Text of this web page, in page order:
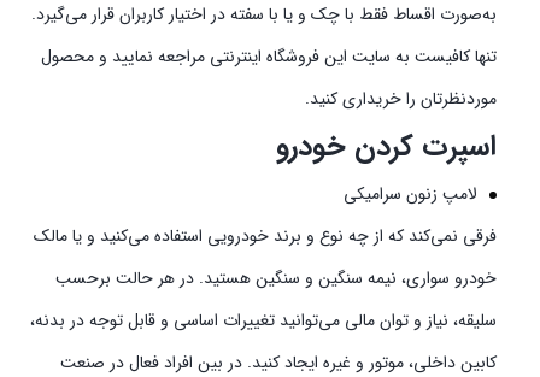
به‌صورت اقساط فقط با چک و یا با سفته در اختیار کاربران قرار می‌گیرد.
تنها کافیست به سایت این فروشگاه اینترنتی مراجعه نمایید و محصول
موردنظرتان را خریداری کنید.
اسپرت کردن خودرو
لامپ زنون سرامیکی
فرقی نمی‌کند که از چه نوع و برند خودرویی استفاده می‌کنید و یا مالک
خودرو سواری، نیمه سنگین و سنگین هستید. در هر حالت برحسب
سلیقه، نیاز و توان مالی می‌توانید تغییرات اساسی و قابل توجه در بدنه،
کابین داخلی، موتور و غیره ایجاد کنید. در بین افراد فعال در صنعت